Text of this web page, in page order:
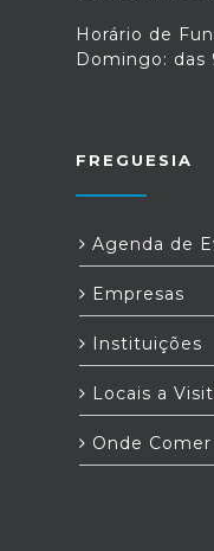
Horário de
Domingo: das
FREGUESIA
Agenda de
Empresas
Instituições
Locais a
Onde Comer